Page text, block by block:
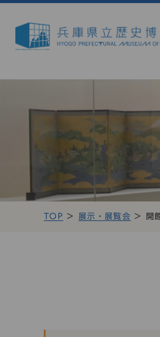
TOP 展示・展覧会 開